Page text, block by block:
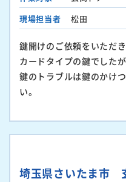
現場担当者
松田
鍵開けのご依頼をいただき
カードタイプの鍵でした
鍵のトラブルは鍵のかけ
い。
埼玉県さいたま市